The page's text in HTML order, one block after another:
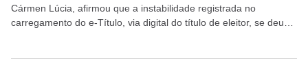
Cármen Lúcia, afirmou que a instabilidade registrada no
carregamento do e-Título, via digital do título de eleitor, se deu